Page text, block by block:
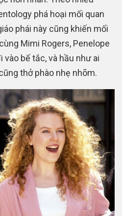
phá hoại mối quan
phái này cũng khiến mối
Mimi Rogers, Penelope
vào bế tắc, và hầu như ai
thở phào nhẹ nhõm.